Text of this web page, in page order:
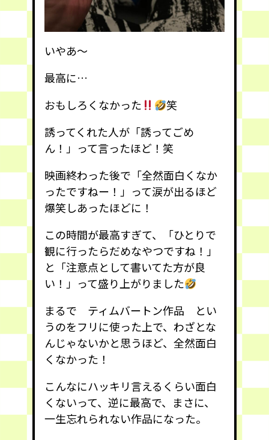
いやあ〜
最高に…
おもしろくなかった
笑
誘ってくれた人が「誘ってごめ
ん！」って言ったほど！笑
映画終わった後で「全然面白くなか
ったですねー！」って涙が出るほど
爆笑しあったほどに！
この時間が最高すぎて、「ひとりで
観に行ったらだめなやつですね！」
と「注意点として書いてた方が良
い！」って盛り上がりました
まるで ティムバートン作品 とい
うのをフリに使った上で、わざとな
んじゃないかと思うほど、全然面白
くなかった！
こんなにハッキリ言えるくらい面白
くないって、逆に最高で、まさに、
一生忘れられない作品になった。